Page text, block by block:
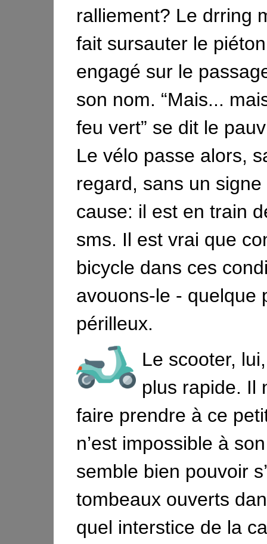
ralliement? Le drring
fait sursauter le
engagé sur le
son nom. “Mais...
feu vert” se dit le
Le vélo passe alors,
regard, sans un
cause: il est en train
sms. Il est vrai que
bicycle dans ces
avouons-le - quelque
périlleux.
Le scooter,
plus rapide. Il
faire prendre à ce
n’est impossible à
semble bien pouvoir
tombeaux ouverts
quel interstice de la